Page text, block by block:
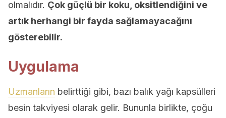
olmalıdır. Çok güçlü bir koku, oksitlendiğini ve
artık herhangi bir fayda sağlamayacağını
gösterebilir.
Uygulama
Uzmanların belirttiği gibi, bazı balık yağı kapsülleri
besin takviyesi olarak gelir. Bununla birlikte, çoğu